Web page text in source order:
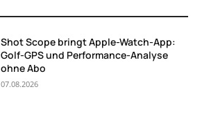
Shot Scope bringt Apple-Watch-App:
Golf-GPS und Performance-Analyse
ohne Abo
07.08.2026